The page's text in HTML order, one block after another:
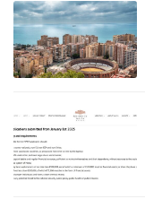
址
导
航